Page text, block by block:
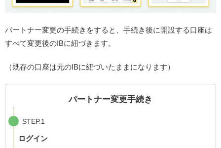
パートナー変更の手続きをすると、手続き後に開設する口座は
すべて変更後のIBに紐づきます。
（既存の口座は元のIBに紐づいたままになります）
パートナー変更手続き
STEP.1
ログイン